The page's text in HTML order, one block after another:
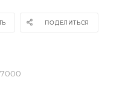
ПОДЕЛИТЬСЯ